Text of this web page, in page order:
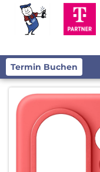
Termin Buchen